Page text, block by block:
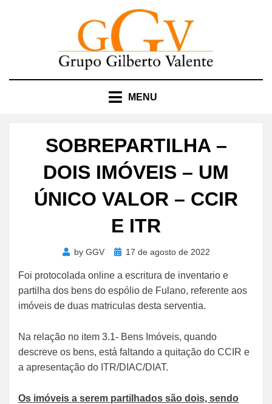
MENU
SOBREPARTILHA –
DOIS IMÓVEIS – UM
ÚNICO VALOR – CCIR
E ITR
by GGV
Posted17 de agosto de 2022
Foi protocolada online a escritura de inventario e
partilha dos bens do espólio de Fulano, referente aos
imóveis de duas matriculas desta serventia.
Na relação no item 3.1- Bens Imóveis, quando
descreve os bens, está faltando a quitação do CCIR e
a apresentação do ITR/DIAC/DIAT.
Os imóveis a serem partilhados são dois, sendo